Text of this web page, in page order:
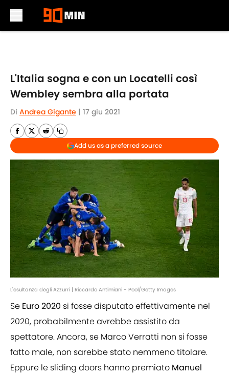
L'Italia sogna e con un Locatelli così
Wembley sembra alla portata
Di Andrea Gigante | 17 giu 2021
Add us as a preferred source
L'esultanza degli Azzurri | Riccardo Antimiani - Pool/Getty Images
Se Euro 2020 si fosse disputato effettivamente nel
2020, probabilmente avrebbe assistito da
spettatore. Ancora, se Marco Verratti non si fosse
fatto male, non sarebbe stato nemmeno titolare.
Eppure le sliding doors hanno premiato Manuel